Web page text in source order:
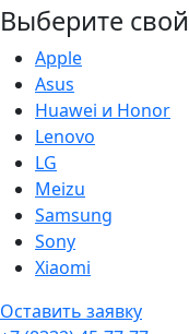
Выберите
Apple
Asus
Huawei и Honor
Lenovo
LG
Meizu
Samsung
Sony
Xiaomi
Оставить заявку